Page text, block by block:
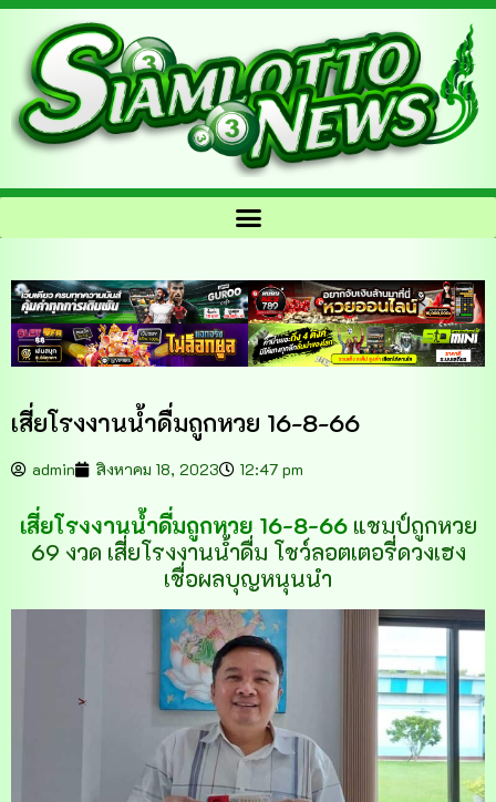
เสี่ยโรงงานน้ำดื่มถูกหวย 16-8-66
admin สิงหาคม 18, 2023 12:47 pm
เสี่ยโรงงานน้ำดื่มถูกหวย 16-8-66แชมป์ถูกหวย
69 งวด เสี่ยโรงงานน้ำดื่ม โชว์ลอตเตอรี่ดวงเฮง
เชื่อผลบุญหนุนนำ